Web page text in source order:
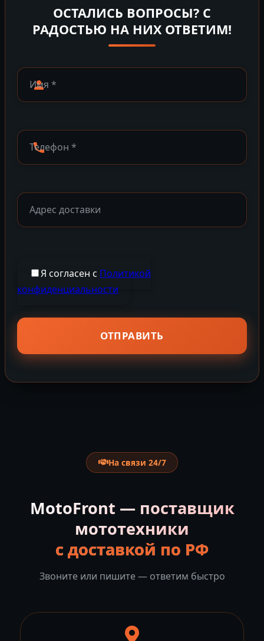
ОСТАЛИСЬ ВОПРОСЫ? С
РАДОСТЬЮ НА НИХ ОТВЕТИМ!
Я согласен с Политикой
конфиденциальности
На связи 24/7
MotoFront — поставщик
мототехники
с доставкой по РФ
Звоните или пишите — ответим быстро